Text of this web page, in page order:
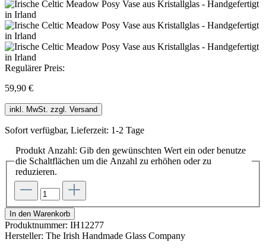
Regulärer Preis:
59,90 €
inkl. MwSt. zzgl. Versand
Sofort verfügbar, Lieferzeit: 1-2 Tage
Produkt Anzahl: Gib den gewünschten Wert ein oder benutze
die Schaltflächen um die Anzahl zu erhöhen oder zu
reduzieren.
In den Warenkorb
Produktnummer: IH12277
Hersteller: The Irish Handmade Glass Company